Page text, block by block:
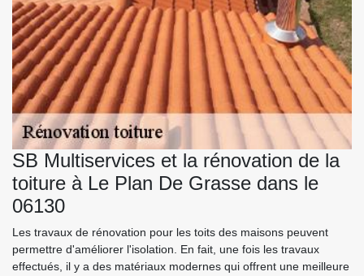
SB Multiservices et la rénovation de la
toiture à Le Plan De Grasse dans le
06130
Les travaux de rénovation pour les toits des maisons peuvent
permettre d'améliorer l'isolation. En fait, une fois les travaux
effectués, il y a des matériaux modernes qui offrent une meilleure